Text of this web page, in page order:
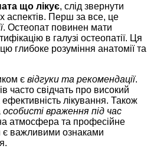
що лікує, слід звернути
аспектів. Перш за все, це
. Остеопат повинен мати
в галузі остеопатії. Ця
глибоке розуміння анатомії та
є відгуки та рекомендації.
часто свідчать про високий
лікування. Також
особисті враження під час
атмосфера та професійне
є важливими ознаками